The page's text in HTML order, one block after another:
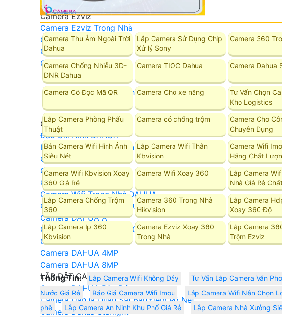
Camera Ezviz
Camera Ezviz Trong Nhà
Camera Ezviz Ngoài Trời
Camera Ezviz Góc Rộng
Camera Ezviz Xoay 360
Camera Dahua
Camera Dahua
Đầu Ghi Hình DAHUA
Lắp Camera DAHUA Trọn Bộ
Camera IP DAHUA
Camera Wifi DAHUA
Camera Wifi 360 DAHUA
Camera Wifi Trong Nhà DAHUA
Camera Wifi Ngoài Trời DAHUA
Camera DAHUA AI
Camera DAHUA Xoay 360
Camera DAHUA 2MP
Camera DAHUA 4MP
Camera DAHUA 8MP
LẮP ĐẶT CAMERA DAHUA
Camera DAHUA Báo Động
Camera Dahua Quan Sát Ban Đêm Rõ Nét
Camera Dahua Starlight
Camera Thu Âm Ngoài Trời
Dahua
Lắp Camera Sử Dụng Chip
Xử lý Sony
Camera 360
Camera Chống Nhiễu 3D-
DNR Dahua
Camera TIOC Dahua Camera Dahua
Camera Có Đọc Mã QR Camera Cho xe nâng
Tư Vấn Chọn
Kho Logistics
Lắp Camera Phòng Phẩu
Thuật
Camera có chống trộm
Camera Cho
Chuyên Dụng
Bán Camera Wifi Hình Ảnh
Siêu Nét
Lắp Camera Wifi Thân
Kbvision
Camera Wifi
Hãng Chất
Camera Wifi Kbvision Xoay
360 Giá Rẻ
Camera Wifi Xoay 360
Lắp Camera
Nhà Giá Rẻ
Lắp Camera Chống Trộm
360
Camera 360 Trong Nhà
Hikvision
Lắp Camera
Xoay 360 Độ
Lắp Camera Ip 360
Kbvision
Camera Ezviz Xoay 360
Trong Nhà
Lắp Camera
Trộm Ezviz
Thông Tin: Lắp Camera Wifi Không Dây Tư Vấn Lắp Camera Văn
Nước Giá Rẻ
Báo Giá Camera Wifi Imou Lắp Camera Wifi Nên Chọn
phê
Lắp Camera An Ninh Khu Phố Giá Rẻ Lắp Camera Nhà Xưởng